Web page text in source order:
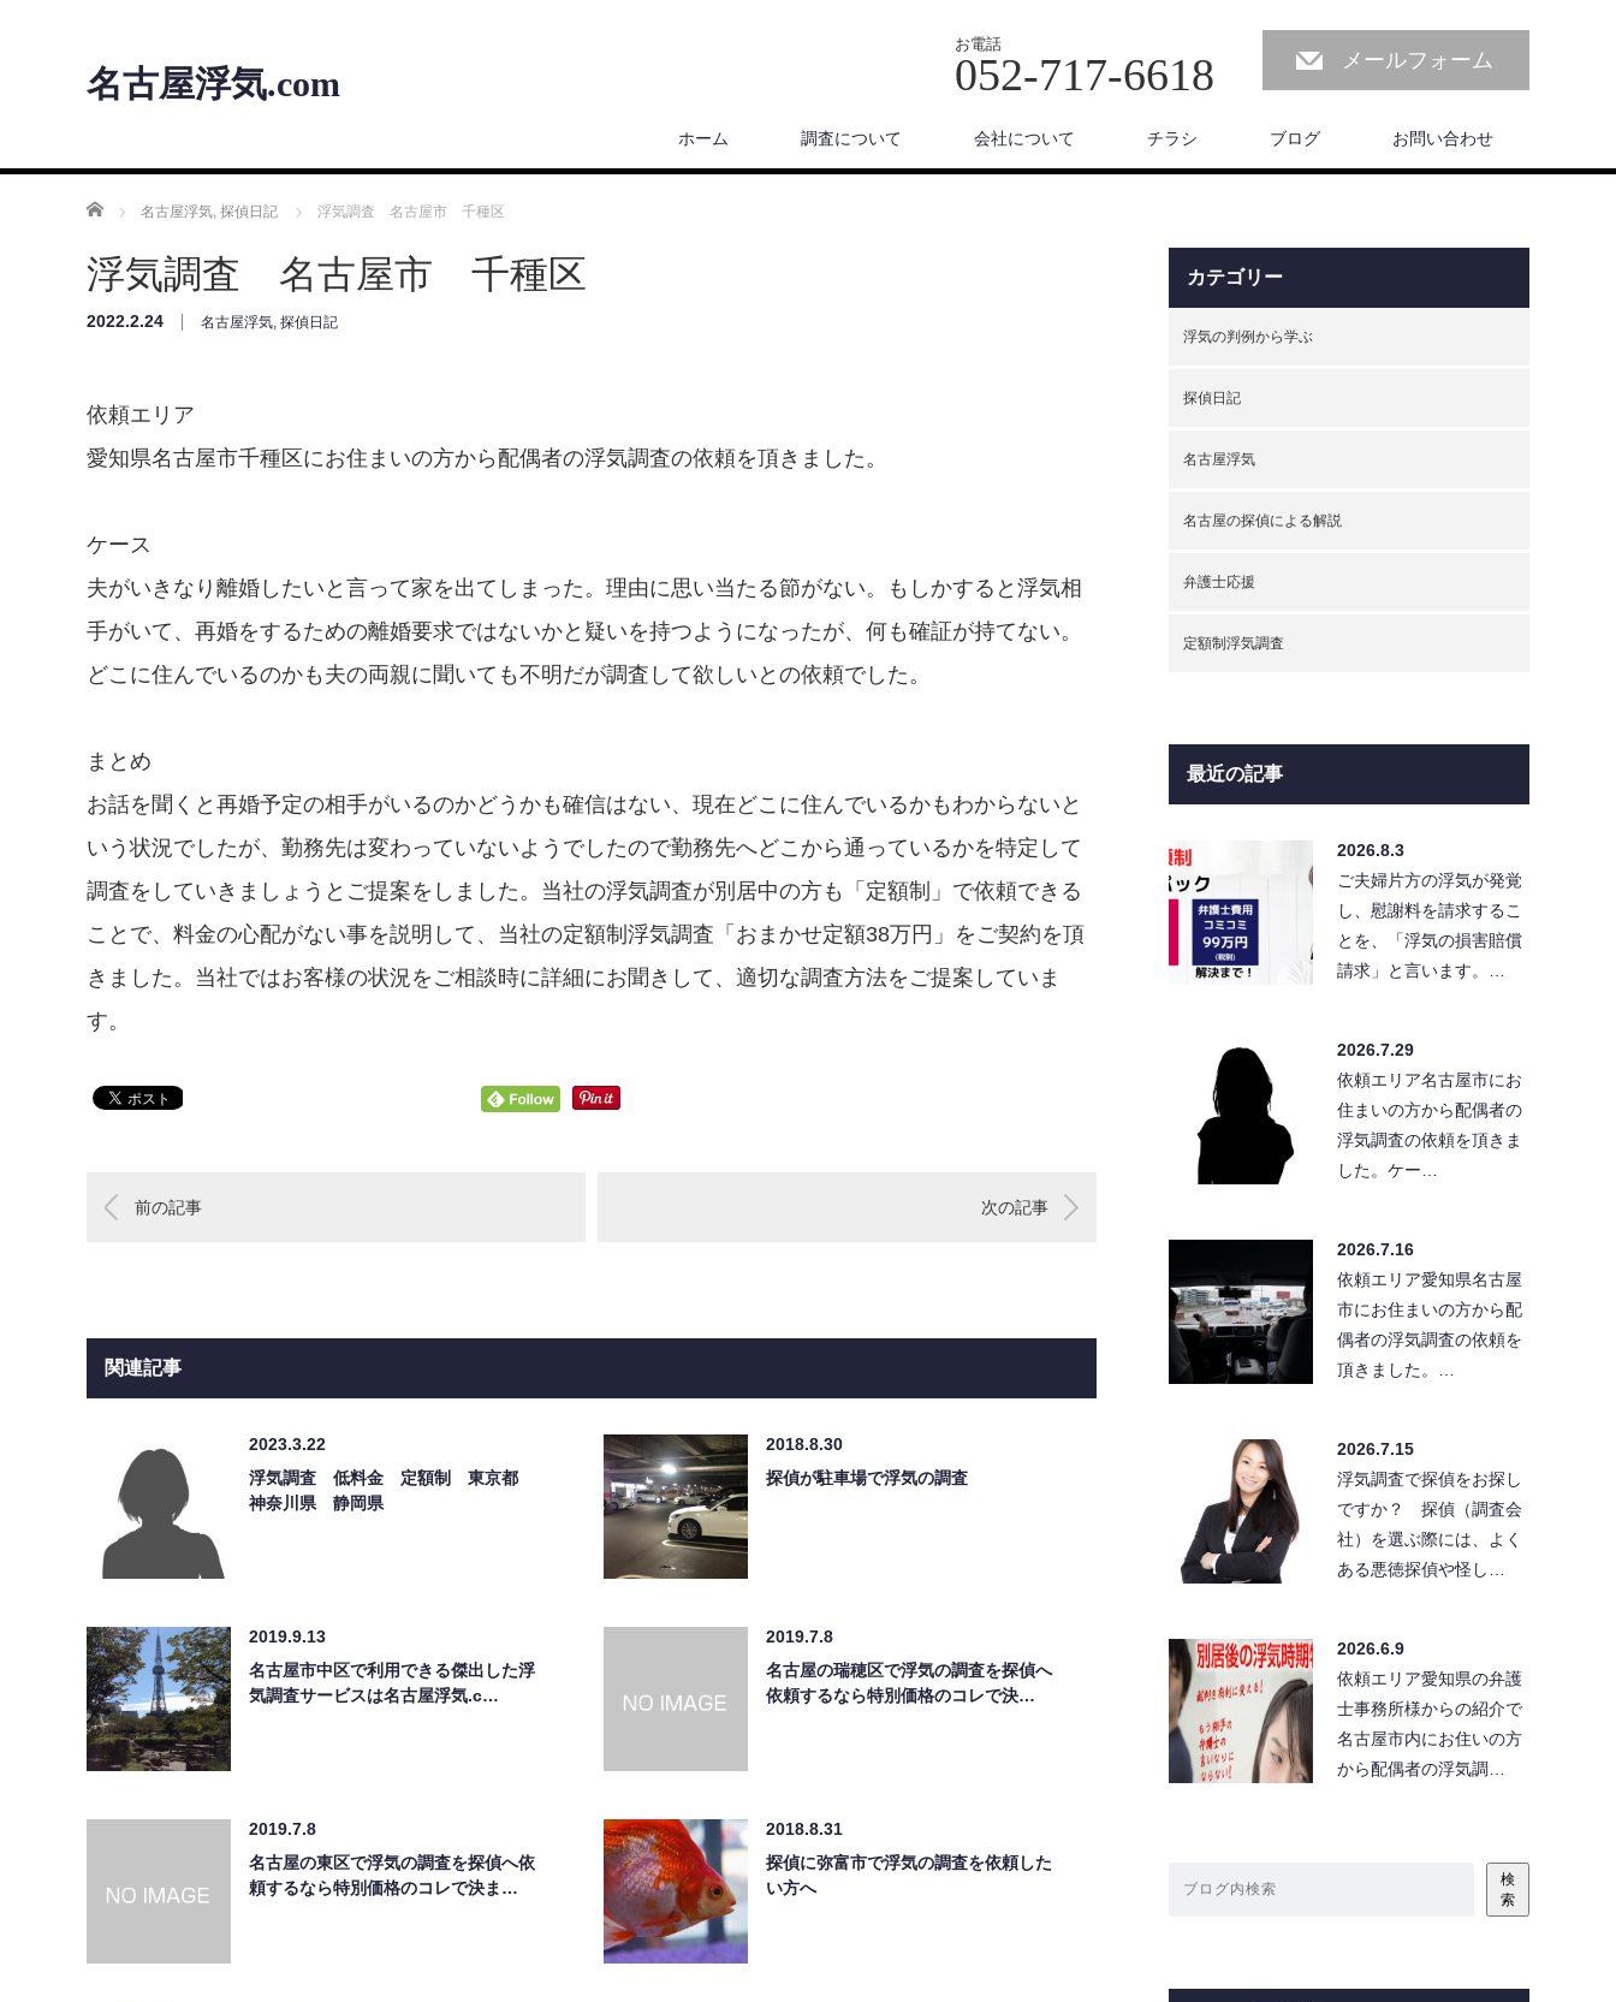
名古屋浮気.com
お電話
052-717-6618 メールフォーム
ホーム 調査について 会社について チラシ ブログ お問い合わせ
ホーム 名古屋浮気, 探偵日記 浮気調査 名古屋市 千種区
浮気調査 名古屋市 千種区
2022.2.24 名古屋浮気, 探偵日記
依頼エリア
愛知県名古屋市千種区にお住まいの方から配偶者の浮気調査の依頼を頂きました。
ケース
夫がいきなり離婚したいと言って家を出てしまった。理由に思い当たる節がない。もしかすると浮気相
手がいて、再婚をするための離婚要求ではないかと疑いを持つようになったが、何も確証が持てない。
どこに住んでいるのかも夫の両親に聞いても不明だが調査して欲しいとの依頼でした。
まとめ
お話を聞くと再婚予定の相手がいるのかどうかも確信はない、現在どこに住んでいるかもわからないと
いう状況でしたが、勤務先は変わっていないようでしたので勤務先へどこから通っているかを特定して
調査をしていきましょうとご提案をしました。当社の浮気調査が別居中の方も「定額制」で依頼できる
ことで、料金の心配がない事を説明して、当社の定額制浮気調査「おまかせ定額38万円」をご契約を頂
きました。当社ではお客様の状況をご相談時に詳細にお聞きして、適切な調査方法をご提案していま
す。
前の記事 次の記事
関連記事
2023.3.22
浮気調査 低料金 定額制 東京都
神奈川県 静岡県
2018.8.30
探偵が駐車場で浮気の調査
2019.9.13
名古屋市中区で利用できる傑出した浮
気調査サービスは名古屋浮気.c…
2019.7.8
名古屋の瑞穂区で浮気の調査を探偵へ
依頼するなら特別価格のコレで決…
2019.7.8
名古屋の東区で浮気の調査を探偵へ依
頼するなら特別価格のコレで決ま…
2018.8.31
探偵に弥富市で浮気の調査を依頼した
い方へ
カテゴリー
浮気の判例から学ぶ
探偵日記
名古屋浮気
名古屋の探偵による解説
弁護士応援
定額制浮気調査
最近の記事
2026.8.3
ご夫婦片方の浮気が発覚
し、慰謝料を請求するこ
とを、「浮気の損害賠償
請求」と言います。…
2026.7.29
依頼エリア名古屋市にお
住まいの方から配偶者の
浮気調査の依頼を頂きま
した。ケー…
2026.7.16
依頼エリア愛知県名古屋
市にお住まいの方から配
偶者の浮気調査の依頼を
頂きました。…
2026.7.15
浮気調査で探偵をお探し
ですか？ 探偵（調査会
社）を選ぶ際には、よく
ある悪徳探偵や怪し…
2026.6.9
依頼エリア愛知県の弁護
士事務所様からの紹介で
名古屋市内にお住いの方
から配偶者の浮気調…
検
索